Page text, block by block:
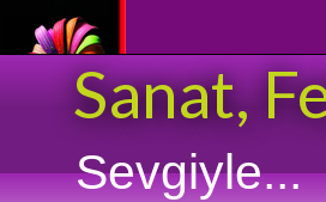
Sanat,
Sevgiyle...